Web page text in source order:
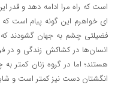
است که راه مرا ادامه دهد و قدر
ای خواهرم این گونه پیام است
فضیلتی چشم به جهان گشودند که
انسان‌ها در کشاکش زندگی و در
هستند؛ اما در گروه زنان کمتر
انگشتان دست نیز کمتر است و